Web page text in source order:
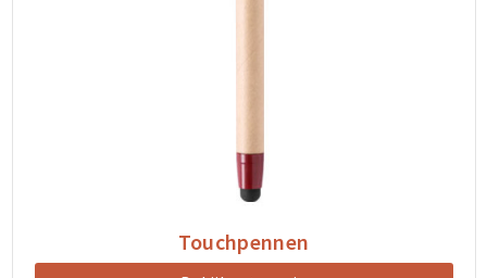
Touchpennen